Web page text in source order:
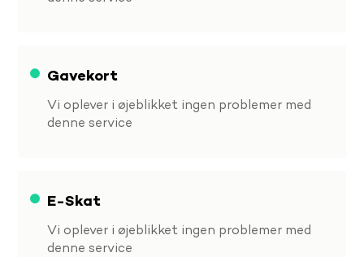
Gavekort
Vi oplever i øjeblikket ingen problemer med
denne service
E-Skat
Vi oplever i øjeblikket ingen problemer med
denne service